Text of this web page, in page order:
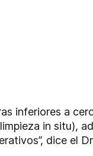
inferiores a
in situ),
dice el